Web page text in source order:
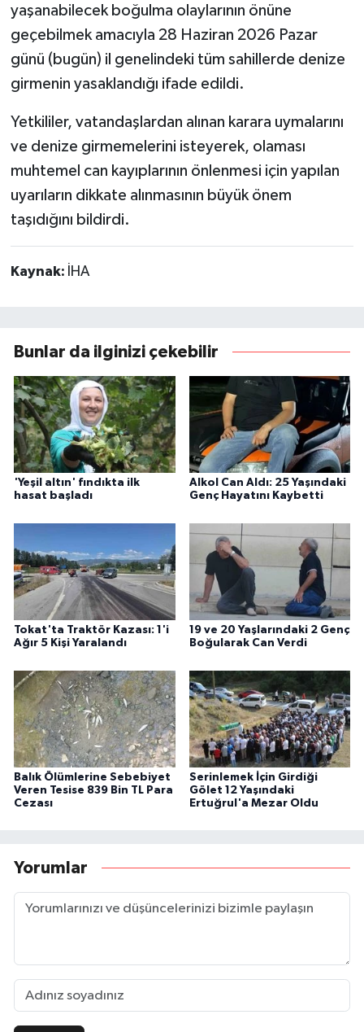
yaşanabilecek boğulma olaylarının önüne
geçebilmek amacıyla 28 Haziran 2026 Pazar
günü (bugün) il genelindeki tüm sahillerde denize
girmenin yasaklandığı ifade edildi.
Yetkililer, vatandaşlardan alınan karara uymalarını
ve denize girmemelerini isteyerek, olaması
muhtemel can kayıplarının önlenmesi için yapılan
uyarıların dikkate alınmasının büyük önem
taşıdığını bildirdi.
Kaynak: İHA
Bunlar da ilginizi çekebilir
'Yeşil altın' fındıkta ilk
hasat başladı
Alkol Can Aldı: 25 Yaşındaki
Genç Hayatını Kaybetti
Tokat'ta Traktör Kazası: 1'i
Ağır 5 Kişi Yaralandı
19 ve 20 Yaşlarındaki 2 Genç
Boğularak Can Verdi
Balık Ölümlerine Sebebiyet
Veren Tesise 839 Bin TL Para
Cezası
Serinlemek İçin Girdiği
Gölet 12 Yaşındaki
Ertuğrul'a Mezar Oldu
Yorumlar